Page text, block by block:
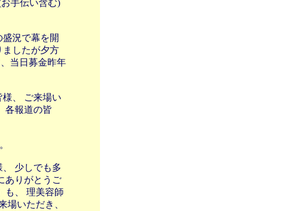
手伝い含む)
況で幕を開
したが夕方
当日募金昨年
、 ご来場い
各報道の皆
少しでも多
ありがとうご
も、 理美容師
場いただき、